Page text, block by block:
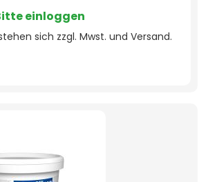
einloggen
sich zzgl. Mwst. und Versand.